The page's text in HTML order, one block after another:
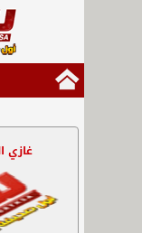
غازي